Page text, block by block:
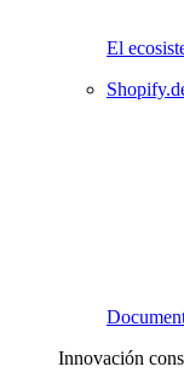
El
Innovación